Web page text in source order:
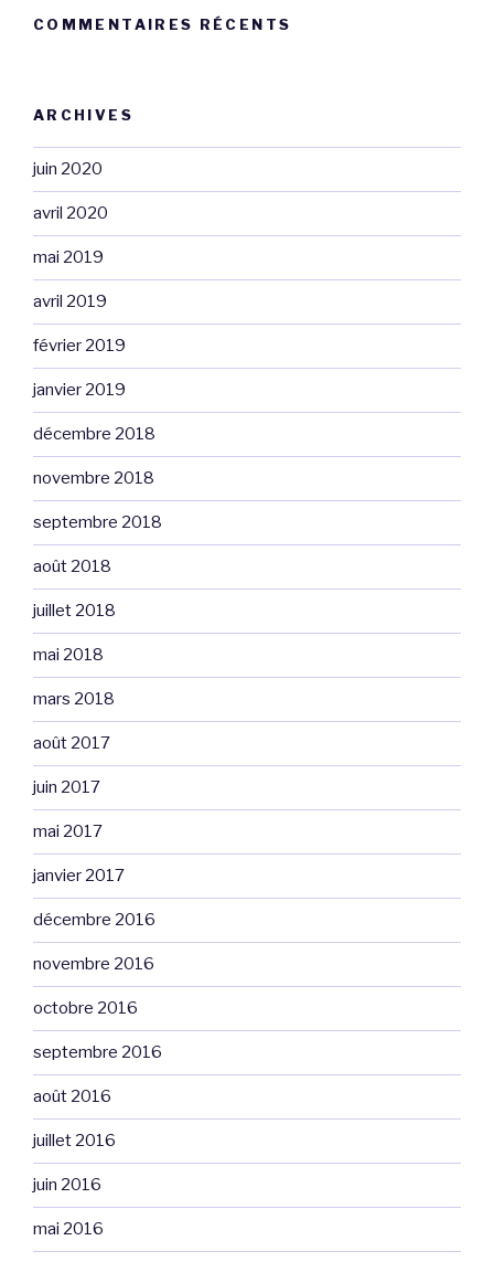
COMMENTAIRES RÉCENTS
ARCHIVES
juin 2020
avril 2020
mai 2019
avril 2019
février 2019
janvier 2019
décembre 2018
novembre 2018
septembre 2018
août 2018
juillet 2018
mai 2018
mars 2018
août 2017
juin 2017
mai 2017
janvier 2017
décembre 2016
novembre 2016
octobre 2016
septembre 2016
août 2016
juillet 2016
juin 2016
mai 2016